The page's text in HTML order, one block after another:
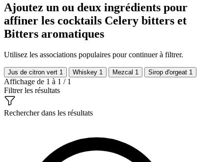
Ajoutez un ou deux ingrédients pour
affiner les cocktails Celery bitters et
Bitters aromatiques
Utilisez les associations populaires pour continuer à filtrer.
Jus de citron vert 1 Whiskey 1 Mezcal 1 Sirop d'orgeat 1
Affichage de 1 à 1 / 1
Filtrer les résultats
Rechercher dans les résultats